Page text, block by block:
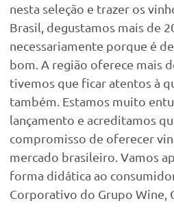
nesta seleção e trazer os
Brasil, degustamos mais de
necessariamente porque é
bom. A região oferece mais
tivemos que ficar atentos à
também. Estamos muito
lançamento e acreditamos
compromisso de oferecer
mercado brasileiro. Vamos
forma didática ao
Corporativo do Grupo Wine,